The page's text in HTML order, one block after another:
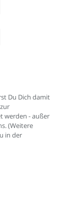
Du Dich damit
werden - außer
(Weitere
in der